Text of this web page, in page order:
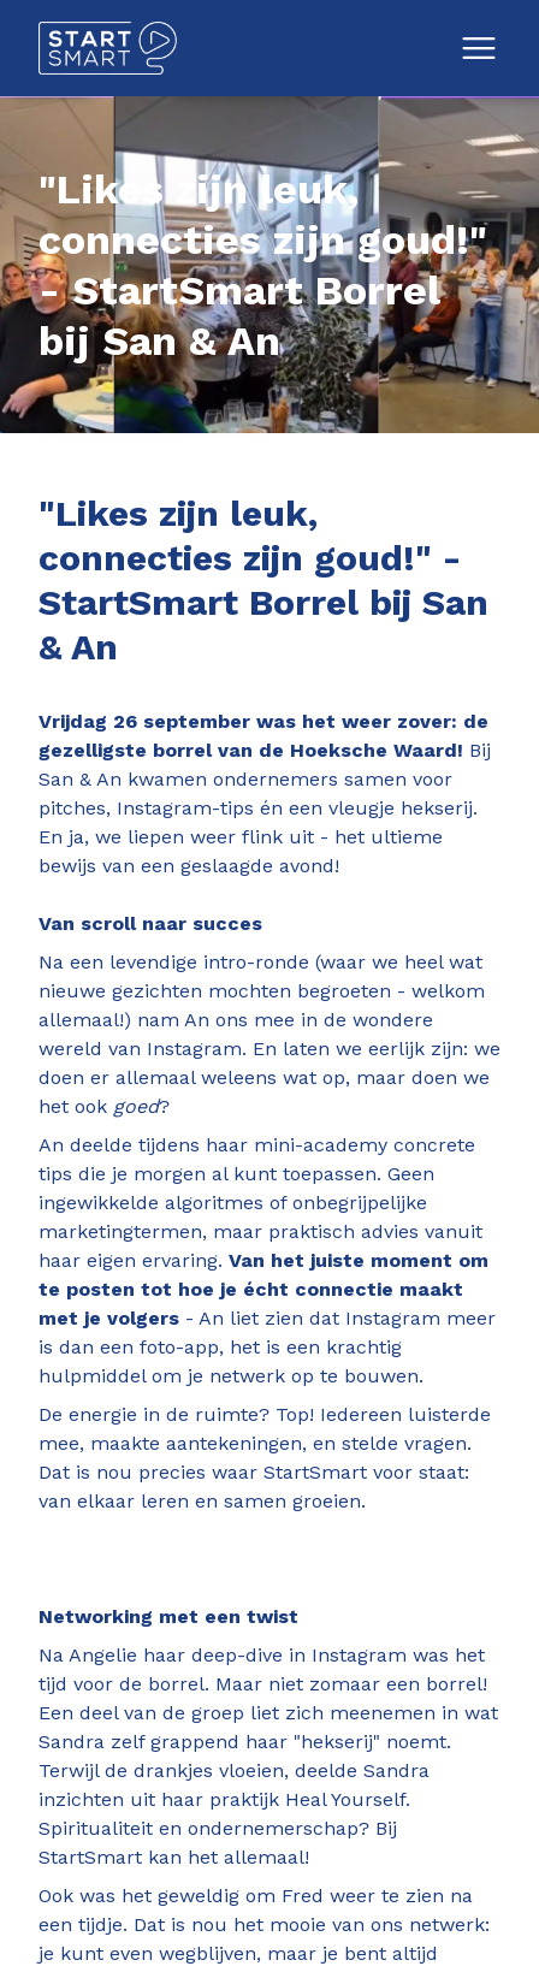
"Likes zijn leuk,
connecties zijn goud!"
- StartSmart Borrel
bij San & An
"Likes zijn leuk,
connecties zijn goud!" -
StartSmart Borrel bij San
& An
Vrijdag 26 september was het weer zover: de
gezelligste borrel van de Hoeksche Waard! Bij
San & An kwamen ondernemers samen voor
pitches, Instagram-tips én een vleugje hekserij.
En ja, we liepen weer flink uit - het ultieme
bewijs van een geslaagde avond!
Van scroll naar succes
Na een levendige intro-ronde (waar we heel wat
nieuwe gezichten mochten begroeten - welkom
allemaal!) nam An ons mee in de wondere
wereld van Instagram. En laten we eerlijk zijn: we
doen er allemaal weleens wat op, maar doen we
het ook goed?
An deelde tijdens haar mini-academy concrete
tips die je morgen al kunt toepassen. Geen
ingewikkelde algoritmes of onbegrijpelijke
marketingtermen, maar praktisch advies vanuit
haar eigen ervaring. Van het juiste moment om
te posten tot hoe je écht connectie maakt
met je volgers - An liet zien dat Instagram meer
is dan een foto-app, het is een krachtig
hulpmiddel om je netwerk op te bouwen.
De energie in de ruimte? Top! Iedereen luisterde
mee, maakte aantekeningen, en stelde vragen.
Dat is nou precies waar StartSmart voor staat:
van elkaar leren en samen groeien.
Networking met een twist
Na Angelie haar deep-dive in Instagram was het
tijd voor de borrel. Maar niet zomaar een borrel!
Een deel van de groep liet zich meenemen in wat
Sandra zelf grappend haar "hekserij" noemt.
Terwijl de drankjes vloeien, deelde Sandra
inzichten uit haar praktijk Heal Yourself.
Spiritualiteit en ondernemerschap? Bij
StartSmart kan het allemaal!
Ook was het geweldig om Fred weer te zien na
een tijdje. Dat is nou het mooie van ons netwerk:
je kunt even wegblijven, maar je bent altijd